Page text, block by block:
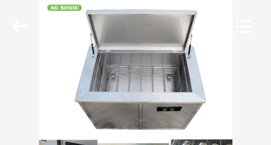
ΠΡΟΪΌΝΤΑ
ΕΜΦΆΝΙΣΗ